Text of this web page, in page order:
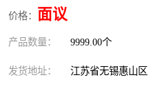
价格： 面议
产品数量： 9999.00个
发货地址： 江苏省无锡惠山区